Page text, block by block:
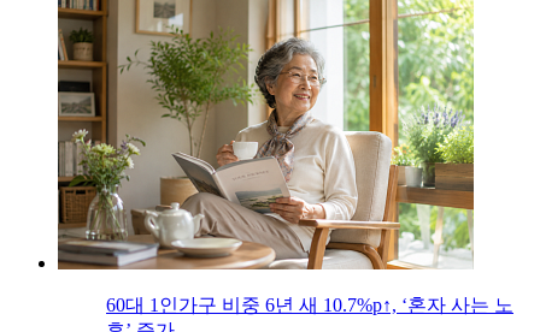
60대 1인가구 비중 6년 새 10.7%p↑, ‘혼자 사는 노